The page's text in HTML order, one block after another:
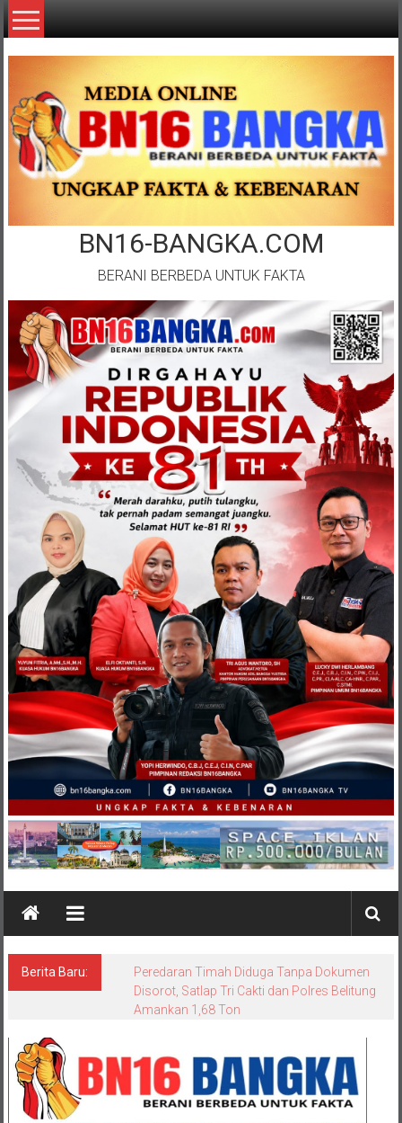
Lompat
ke
BN16-BANGKA.COM
BERANI BERBEDA UNTUK FAKTA
Berita Baru:
Jaga Ekosistem Laut, Kodim 0431/Bangka
Barat dan POSSI Lakukan Transplantasi
Terumbu Karang di Pantai Rambat